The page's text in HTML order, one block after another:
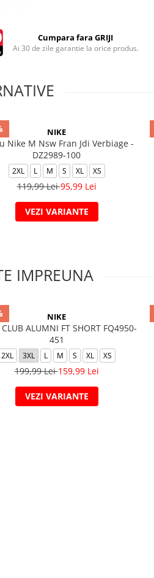
Cumpara fara GRIJI
Ai 30 de zile garantie la orice produs.
NIKE
Nike M Nsw Fran Jdi Verbiage -
DZ2989-100
2XL L M S XL XS
119,99 Lei95,99 Lei
VEZI VARIANTE
IMPREUNA
NIKE
ALUMNI FT SHORT FQ4950-
451
2XL 3XL L M S XL XS
199,99 Lei159,99 Lei
VEZI VARIANTE